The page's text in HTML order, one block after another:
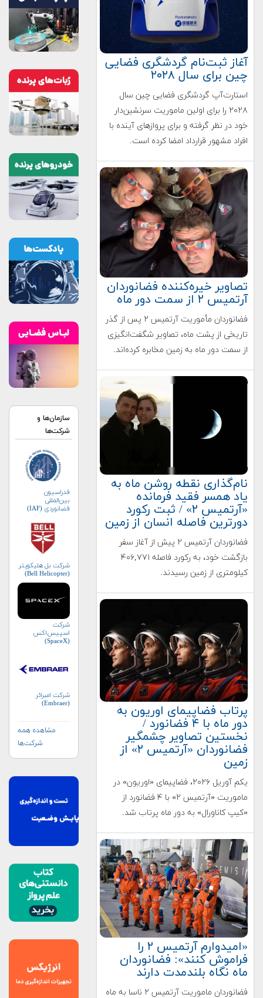
آغاز ثبت‌نام گردشگری فضایی
چین برای سال ۲۰۲۸
استارت‌آپ گردشگری فضایی چین سال
۲۰۲۸ را برای اولین ماموریت سرنشین‌دار
خود در نظر گرفته و برای پروازهای آینده با
افراد مشهور قرارداد امضا کرده است.
تصاویر خیره‌کننده فضانوردان
آرتمیس ۲ از سمت دور ماه
فضانوردان مأموریت آرتمیس ۲ پس از گذر
تاریخی از پشت ماه، تصاویر شگفت‌انگیزی
از سمت دور ماه به زمین مخابره کرده‌اند.
نام‌گذاری نقطه روشن ماه به
یاد همسر فقید فرمانده
«آرتمیس ۲» / ثبت رکورد
دورترین فاصله انسان از زمین
فضانوردان آرتمیس ۲ پیش از آغاز سفر
بازگشت خود، به رکورد فاصله ۴۰۶,۷۷۱
کیلومتری از زمین رسیدند.
پرتاب فضاپیمای اوریون به
دور ماه با ۴ فضانورد /
نخستین تصاویر چشمگیر
فضانوردان «آرتمیس ۲» از
زمین
یکم آوریل ۲۰۲۶، فضاپیمای «اوریون» در
ماموریت «آرتمیس ۲» با ۴ فضانورد از
«کیپ کاناورال» به دور ماه پرتاب شد.
«امیدوارم آرتمیس ۲ را
فراموش کنند»: فضانوردان
ماه نگاه بلندمدت دارند
فضانوردان ماموریت آرتمیس ۲ ناسا به ماه
سازمان‌ها و
شرکت‌ها
فدراسیون
بین‌المللی
فضانوردی (IAF)
شرکت بل هلیکوپتر
(Bell Helicopter)
شرکت
اسپیس‌اکس
(SpaceX)
شرکت امبرائر
(Embraer)
مشاهده همه
شرکت‌ها